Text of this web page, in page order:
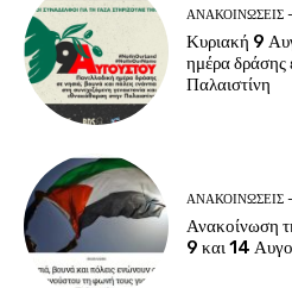
ΑΝΑΚΟΙΝΩΣΕΙΣ
Κυριακή 9
ημέρα δράσης
Παλαιστίνη
ΑΝΑΚΟΙΝΩΣΕΙΣ
Ανακοίνωση
9 και 14